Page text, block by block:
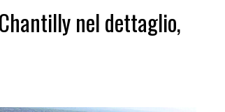
nel dettaglio,